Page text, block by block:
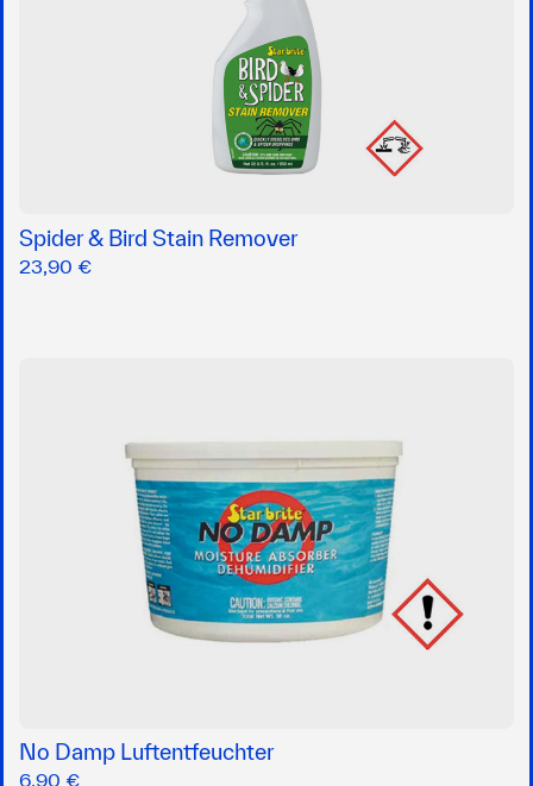
Spider & Bird Stain Remover
23,90 €
No Damp Luftentfeuchter
6,90 €